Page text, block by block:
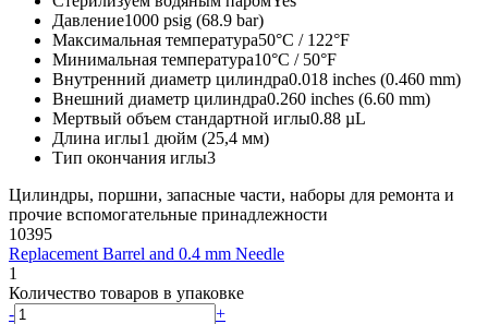
Давление1000 psig (68.9 bar)
Максимальная температура50°C / 122°F
Минимальная температура10°C / 50°F
Внутренний диаметр цилиндра0.018 inches (0.460 mm)
Внешний диаметр цилиндра0.260 inches (6.60 mm)
Мертвый объем стандартной иглы0.88 µL
Длина иглы1 дюйм (25,4 мм)
Тип окончания иглы3
Цилиндры, поршни, запасные части, наборы для ремонта и
прочие вспомогательные принадлежности
10395
Replacement Barrel and 0.4 mm Needle
1
Количество товаров в упаковке
-
+